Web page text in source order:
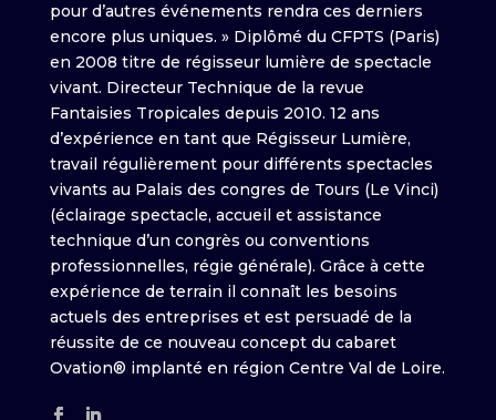
pour d’autres événements rendra ces derniers
encore plus uniques. » Diplômé du CFPTS (Paris)
en 2008 titre de régisseur lumière de spectacle
vivant. Directeur Technique de la revue
Fantaisies Tropicales depuis 2010. 12 ans
d’expérience en tant que Régisseur Lumière,
travail régulièrement pour différents spectacles
vivants au Palais des congres de Tours (Le Vinci)
(éclairage spectacle, accueil et assistance
technique d’un congrès ou conventions
professionnelles, régie générale). Grâce à cette
expérience de terrain il connaît les besoins
actuels des entreprises et est persuadé de la
réussite de ce nouveau concept du cabaret
Ovation® implanté en région Centre Val de Loire.